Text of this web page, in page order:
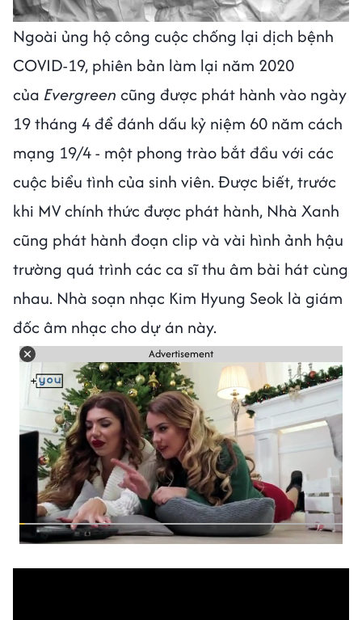
Ngoài ủng hộ công cuộc chống lại dịch bệnh
COVID-19, phiên bản làm lại năm 2020
của Evergreen cũng được phát hành vào ngày
19 tháng 4 để đánh dấu kỷ niệm 60 năm cách
mạng 19/4 - một phong trào bắt đầu với các
cuộc biểu tình của sinh viên. Được biết, trước
khi MV chính thức được phát hành, Nhà Xanh
cũng phát hành đoạn clip và vài hình ảnh hậu
trường quá trình các ca sĩ thu âm bài hát cùng
nhau. Nhà soạn nhạc Kim Hyung Seok là giám
đốc âm nhạc cho dự án này.
Advertisement